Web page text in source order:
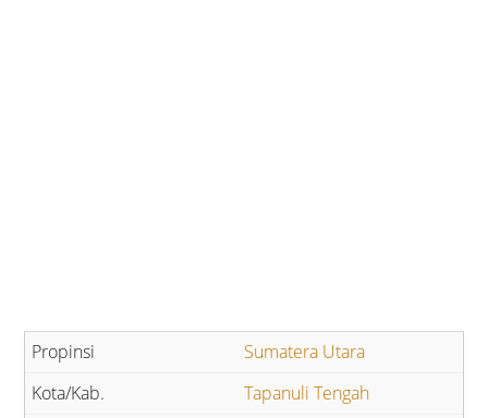
Sumatera Utara
Tapanuli Tengah